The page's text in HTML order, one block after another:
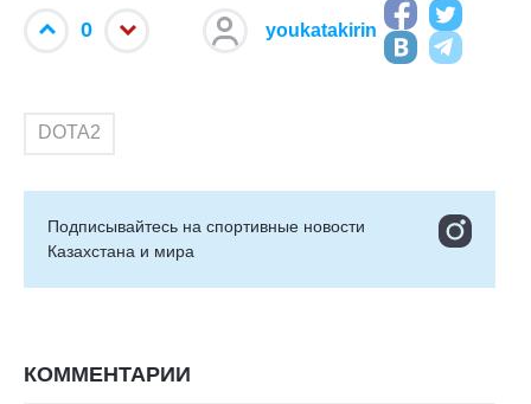
0 youkatakirin
DOTA2
Подписывайтесь на cпортивные новости
Казахстана и мира
КОММЕНТАРИИ